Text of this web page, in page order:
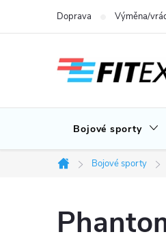
Doprava Výměna/
Bojové sporty
Domů
Bojové sporty